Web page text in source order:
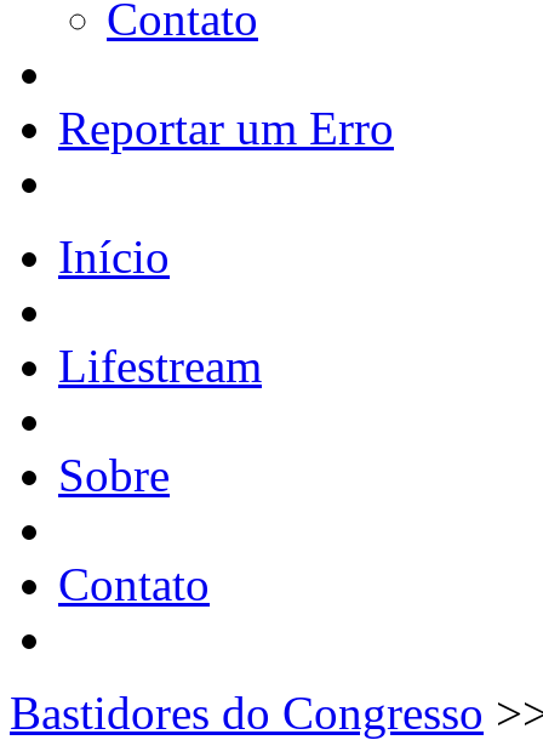
Contato
Reportar um Erro
Início
Lifestream
Sobre
Contato
Bastidores do Congresso